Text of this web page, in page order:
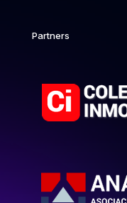
Partners